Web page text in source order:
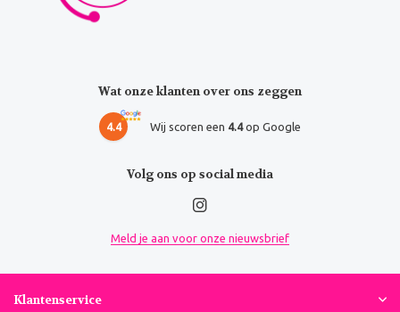
Wat onze klanten over ons zeggen
4.4 Wij scoren een 4.4op Google
Volg ons op social media
Meld je aan voor onze nieuwsbrief
Klantenservice